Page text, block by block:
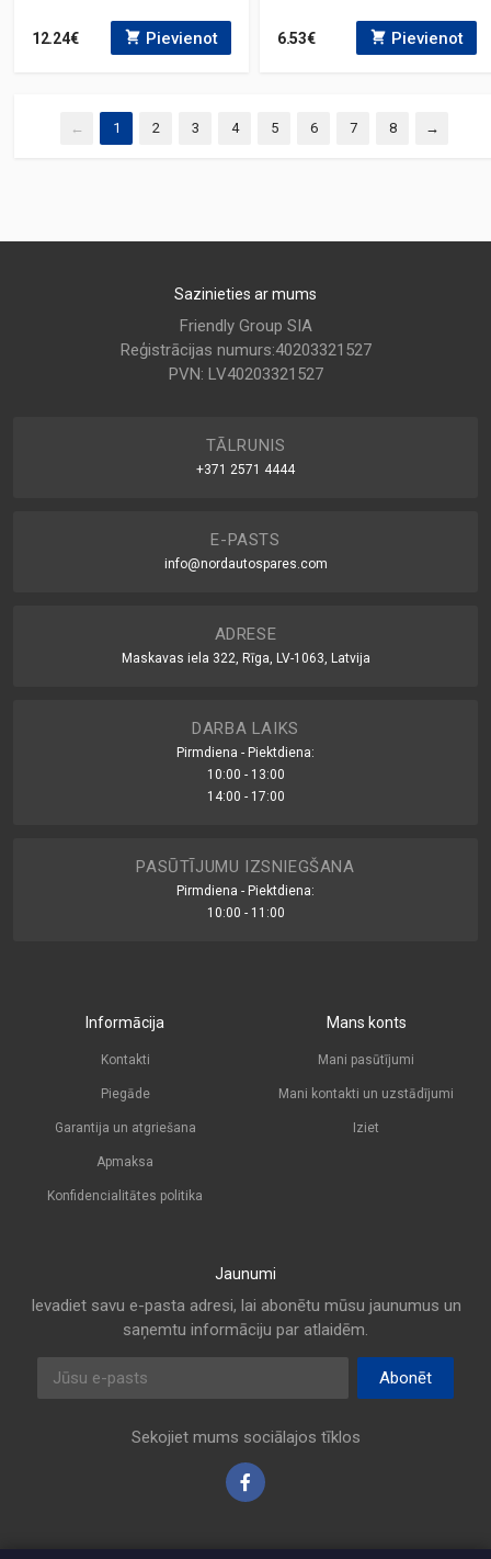
12.24€ Pievienot 6.53€ Pievienot
← 1 2 3 4 5 6 7 8 →
Sazinieties ar mums
Friendly Group SIA
Reģistrācijas numurs:40203321527
PVN: LV40203321527
TĀLRUNIS
+371 2571 4444
E-PASTS
info@nordautospares.com
ADRESE
Maskavas iela 322, Rīga, LV-1063, Latvija
DARBA LAIKS
Pirmdiena - Piektdiena:
10:00 - 13:00
14:00 - 17:00
PASŪTĪJUMU IZSNIEGŠANA
Pirmdiena - Piektdiena:
10:00 - 11:00
Informācija
Kontakti
Piegāde
Garantija un atgriešana
Apmaksa
Konfidencialitātes politika
Mans konts
Mani pasūtījumi
Mani kontakti un uzstādījumi
Iziet
Jaunumi
Ievadiet savu e-pasta adresi, lai abonētu mūsu jaunumus un
saņemtu informāciju par atlaidēm.
E-pasta adrese
Abonēt
Sekojiet mums sociālajos tīklos